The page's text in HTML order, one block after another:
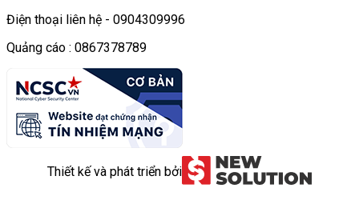
Điện thoại liên hệ - 0904309996
Quảng cáo : 0867378789
Thiết kế và phát triển bởi